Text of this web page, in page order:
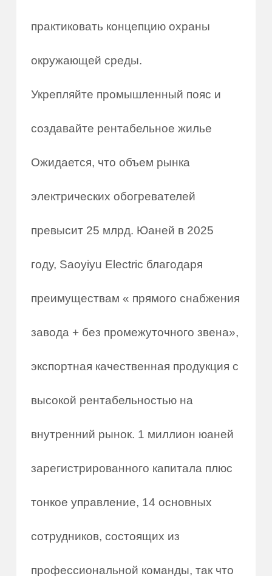
практиковать концепцию охраны
окружающей среды.
Укрепляйте промышленный пояс и
создавайте рентабельное жилье
Ожидается, что объем рынка
электрических обогревателей
превысит 25 млрд. Юаней в 2025
году, Saoyiyu Electric благодаря
преимуществам « прямого снабжения
завода + без промежуточного звена»,
экспортная качественная продукция с
высокой рентабельностью на
внутренний рынок. 1 миллион юаней
зарегистрированного капитала плюс
тонкое управление, 14 основных
сотрудников, состоящих из
профессиональной команды, так что